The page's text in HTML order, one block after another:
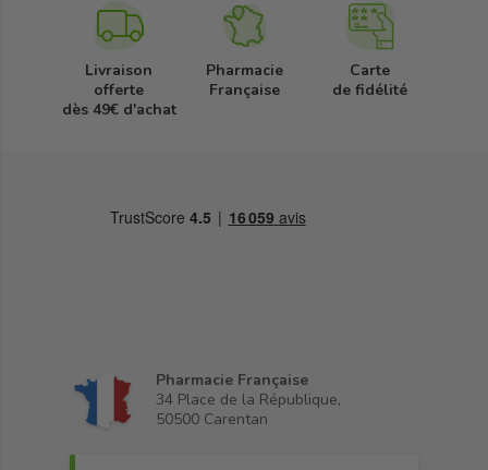
Livraison
offerte
dès 49€ d'achat
Pharmacie
Française
Carte
de fidélité
Pharmacie Française
34 Place de la République,
50500 Carentan